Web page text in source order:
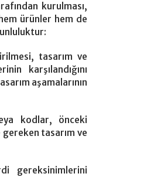
kurulması,
ürünler hem de
tasarım ve
karşılandığını
aşamalarının
kodlar, önceki
gereken tasarım ve
gereksinimlerini